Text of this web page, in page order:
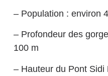
– Population : environ
– Profondeur des
100 m
– Hauteur du Pont Sidi